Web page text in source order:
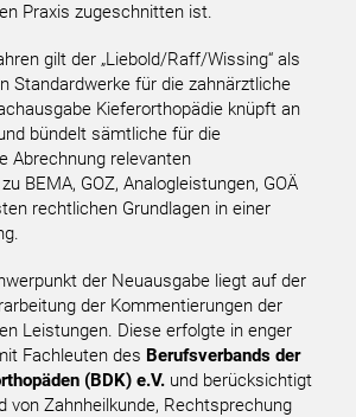
Praxis zugeschnitten ist.
gilt der „Liebold/Raff/Wissing“ als
Standardwerke für die zahnärztliche
Kieferorthopädie knüpft an
bündelt sämtliche für die
Abrechnung relevanten
BEMA, GOZ, Analogleistungen, GOÄ
rechtlichen Grundlagen in einer
der Neuausgabe liegt auf der
der Kommentierungen der
Leistungen. Diese erfolgte in enger
Fachleuten des Berufsverbands der
(BDK) e.V. und berücksichtigt
von Zahnheilkunde, Rechtsprechung